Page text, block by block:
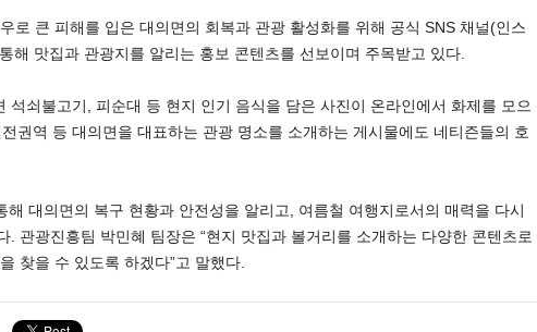
로 큰 피해를 입은 대의면의 회복과 관광 활성화를 위해 공식 SNS 채널(인스
해 맛집과 관광지를 알리는 홍보 콘텐츠를 선보이며 주목받고 있다.
석쇠불고기, 피순대 등 현지 인기 음식을 담은 사진이 온라인에서 화제를 모으
권역 등 대의면을 대표하는 관광 명소를 소개하는 게시물에도 네티즌들의 호
해 대의면의 복구 현황과 안전성을 알리고, 여름철 여행지로서의 매력을 다시
. 관광진흥팀 박민혜 팀장은 “현지 맛집과 볼거리를 소개하는 다양한 콘텐츠로
찾을 수 있도록 하겠다”고 말했다.